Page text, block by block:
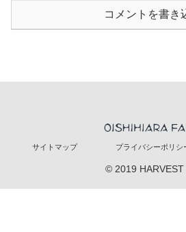
コメントを書き
サイトマップ プライバシーポリシ
© 2019 HARVEST